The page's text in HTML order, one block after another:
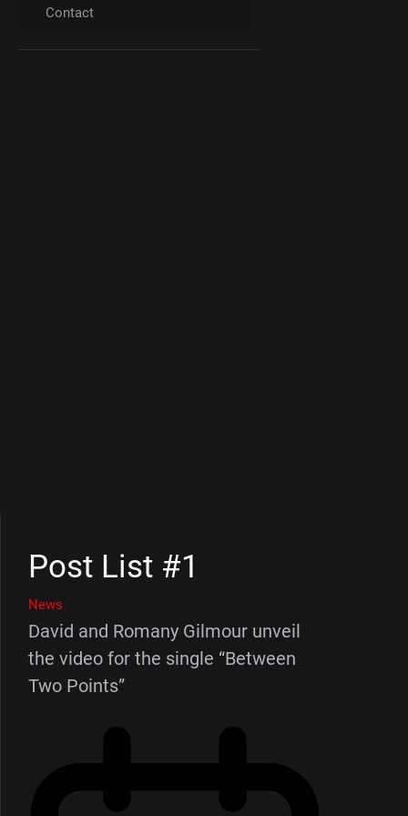
Contact
Post List #1
News
David and Romany Gilmour unveil
the video for the single “Between
Two Points”